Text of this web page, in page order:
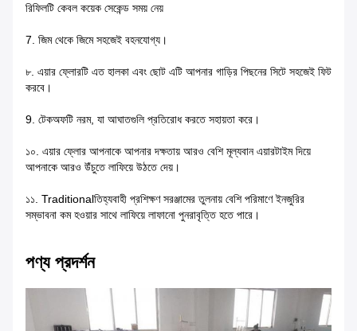
রিফিলটি কেবল কয়েক সেকেন্ড সময় নেয়
7. জিম থেকে জিমে সহজেই বহনযোগ্য।
৮. এয়ার ফ্লোরটি এত হালকা এবং ছোট এটি আপনার গাড়ির পিছনের সিটে সহজেই ফিট
করবে।
9. টেকঅফটি নরম, যা আঘাতগুলি প্রতিরোধ করতে সহায়তা করে।
১০. এয়ার ফ্লোর আপনাকে আপনার দক্ষতায় আরও বেশি মূল্যবান এয়ারটাইম দিয়ে
আপনাকে আরও উঁচুতে লাফিয়ে উঠতে দেয়।
১১. Traditionalতিহ্যবাহী প্রশিক্ষণ সরঞ্জামের তুলনায় বেশি পরিমাণে ইনজুরির
সম্ভাবনা কম হওয়ার সাথে লাফিয়ে লাফানো পুনরাবৃত্তি হতে পারে।
পণ্য প্রদর্শন